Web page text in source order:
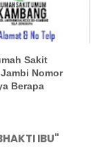
Sakit
Nomor
Berapa
IBU"